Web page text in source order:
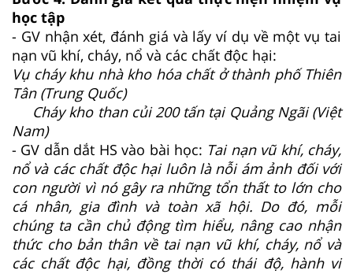
học tập
- GV nhận xét, đánh giá và lấy ví dụ về một vụ tai
nạn vũ khí, cháy, nổ và các chất độc hại:
Vụ cháy khu nhà kho hóa chất ở thành phố Thiên
Tân (Trung Quốc)
Cháy kho than củi 200 tấn tại Quảng Ngãi (Việt
Nam)
- GV dẫn dắt HS vào bài học: Tai nạn vũ khí, cháy,
nổ và các chất độc hại luôn là nỗi ám ảnh đối với
con người vì nó gây ra những tổn thất to lớn cho
cá nhân, gia đình và toàn xã hội. Do đó, mỗi
chúng ta cần chủ động tìm hiểu, nâng cao nhận
thức cho bản thân về tai nạn vũ khí, cháy, nổ và
các chất độc hại, đồng thời có thái độ, hành vi